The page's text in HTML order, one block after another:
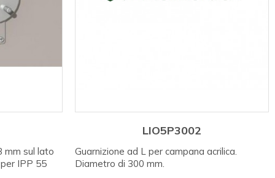
mm sul lato
IPP 55
LIO5P3002
Guarnizione ad L per campana acrilica.
Diametro di 300 mm.